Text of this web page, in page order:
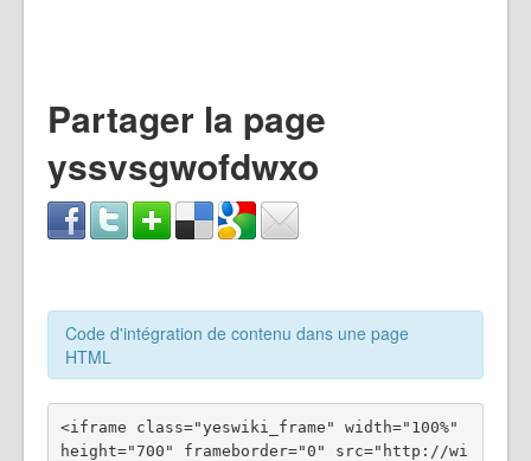
Partager la page
yssvsgwofdwxo
Code d'intégration de contenu dans une page
HTML
<iframe class="yeswiki_frame" width="100%"
height="700" frameborder="0" src="http://wi